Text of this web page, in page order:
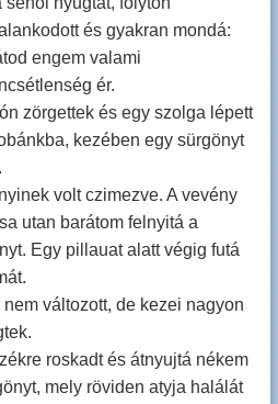
és gyakran mondá:
engem valami
ér.
zörgettek és egy szolga lépett
kezében egy sürgönyt
volt czimezve. A vevény
utan barátom felnyitá a
Egy pillauat alatt végig futá
nem változott, de kezei nagyon
roskadt és átnyujtá nékem
mely röviden atyja halálát